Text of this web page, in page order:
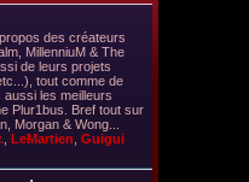
des créateurs
MillenniuM & The
de leurs projets
tout comme de
les meilleurs
Plur1bus. Bref tout sur
Morgan & Wong...
LeMartien Guigui